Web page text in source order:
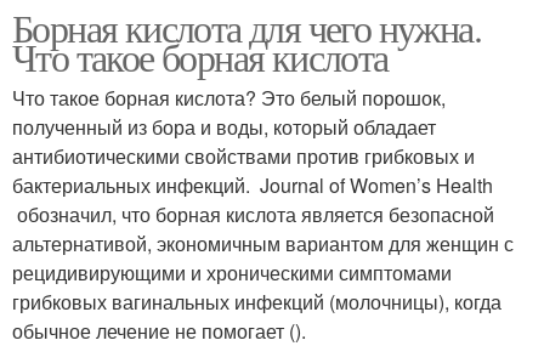
Средства от тараканов Борьба с тараканами
Создание для
тараканов
Борная кислота для чего нужна.
Что такое борная кислота
Что такое борная кислота? Это белый порошок,
полученный из бора и воды, который обладает
антибиотическими свойствами против грибковых и
бактериальных инфекций. Journal of Women’s Health
обозначил, что борная кислота является безопасной
альтернативой, экономичным вариантом для женщин с
рецидивирующими и хроническими симптомами
грибковых вагинальных инфекций (молочницы), когда
обычное лечение не помогает ().